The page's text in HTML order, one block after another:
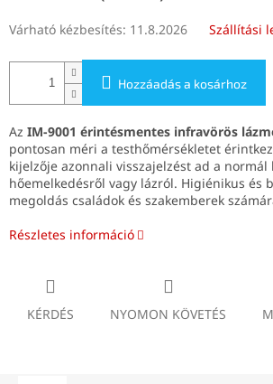
Várható kézbesítés: 11.8.2026 Szállítási
Hozzáadás a kosárhoz
Az IM-9001 érintésmentes infravörös
pontosan méri a testhőmérsékletet
kijelzője azonnali visszajelzést ad a
hőemelkedésről vagy lázról. Higiénikus és
megoldás családok és szakemberek
Részletes információ
KÉRDÉS NYOMON KÖVETÉS